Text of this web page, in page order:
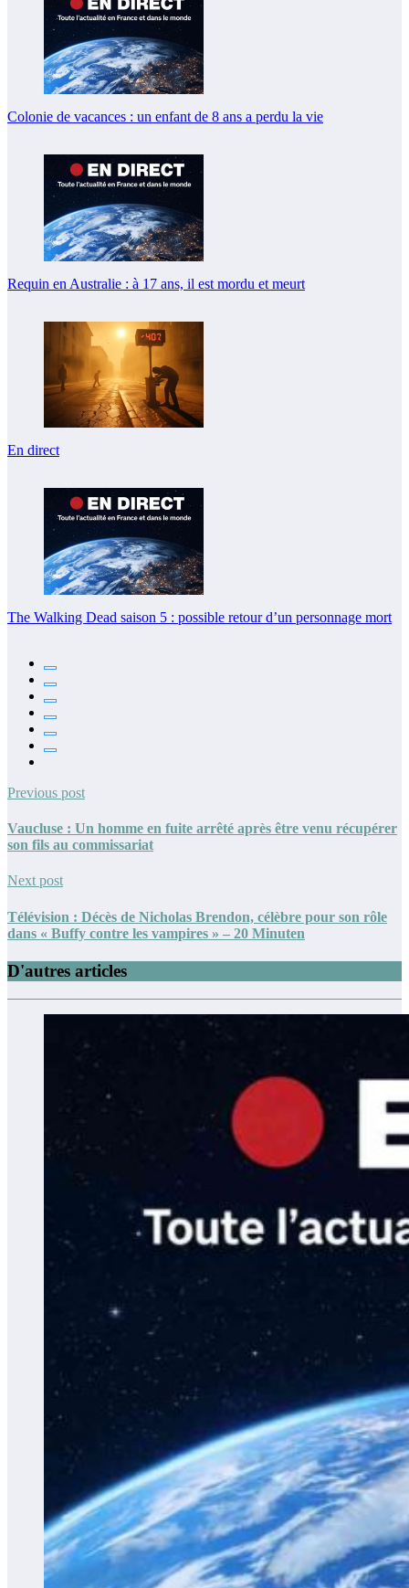
Colonie de vacances : un enfant de 8 ans a perdu la vie
Requin en Australie : à 17 ans, il est mordu et meurt
En direct
The Walking Dead saison 5 : possible retour d’un personnage mort
Previous post
Vaucluse : Un homme en fuite arrêté après être venu récupérer
son fils au commissariat
Next post
Télévision : Décès de Nicholas Brendon, célèbre pour son rôle
dans « Buffy contre les vampires » – 20 Minuten
D'autres articles